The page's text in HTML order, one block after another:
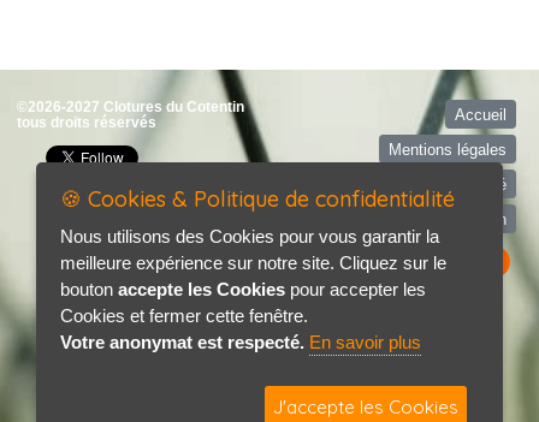
©2026-2027 Clotures du Cotentin
tous droits réservés
Accueil
Mentions légales
Politique de confidentialité
Contact / Plan
🍪 Cookies & Politique de confidentialité
Nous utilisons des Cookies pour vous garantir la
meilleure expérience sur notre site. Cliquez sur le
bouton accepte les Cookies pour accepter les
Cookies et fermer cette fenêtre.
Votre anonymat est respecté. En savoir plus
J'accepte les Cookies